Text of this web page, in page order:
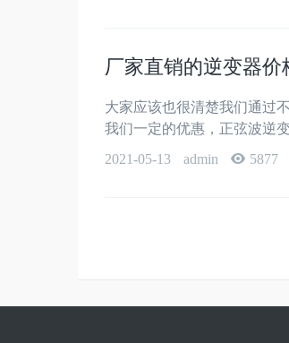
厂家直销的逆变器价
大家应该也很清楚我们通过
我们一定的优惠，正弦波逆
2021-05-13
admin 5877